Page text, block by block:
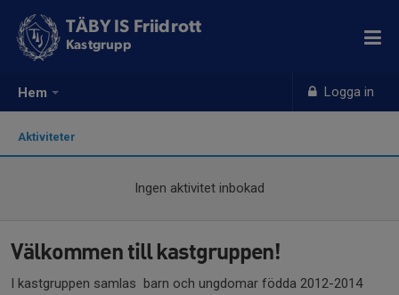
Hem Logga in
TÄBY IS Friidrott
Kastgrupp
Aktiviteter
Ingen aktivitet inbokad
Välkommen till kastgruppen!
I kastgruppen samlas barn och ungdomar födda 2012-2014